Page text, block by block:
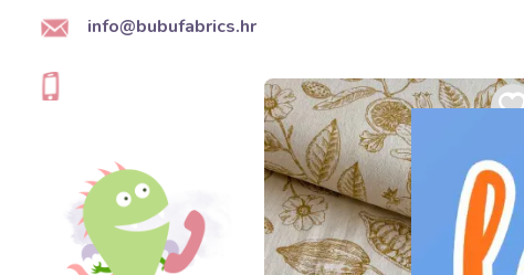
info@bubufabrics.hr